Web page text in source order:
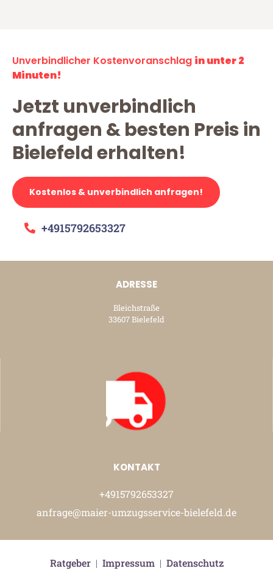
Unverbindlicher Kostenvoranschlag in unter 2
Minuten!
Jetzt unverbindlich
anfragen & besten Preis in
Bielefeld erhalten!
Kostenlos & unverbindlich anfragen!
+4915792653327
ADRESSE
Bleichstraße
33607 Bielefeld
KONTAKT
+4915792653327
anfrage@maier-umzugsservice-bielefeld.de
Ratgeber| Impressum| Datenschutz